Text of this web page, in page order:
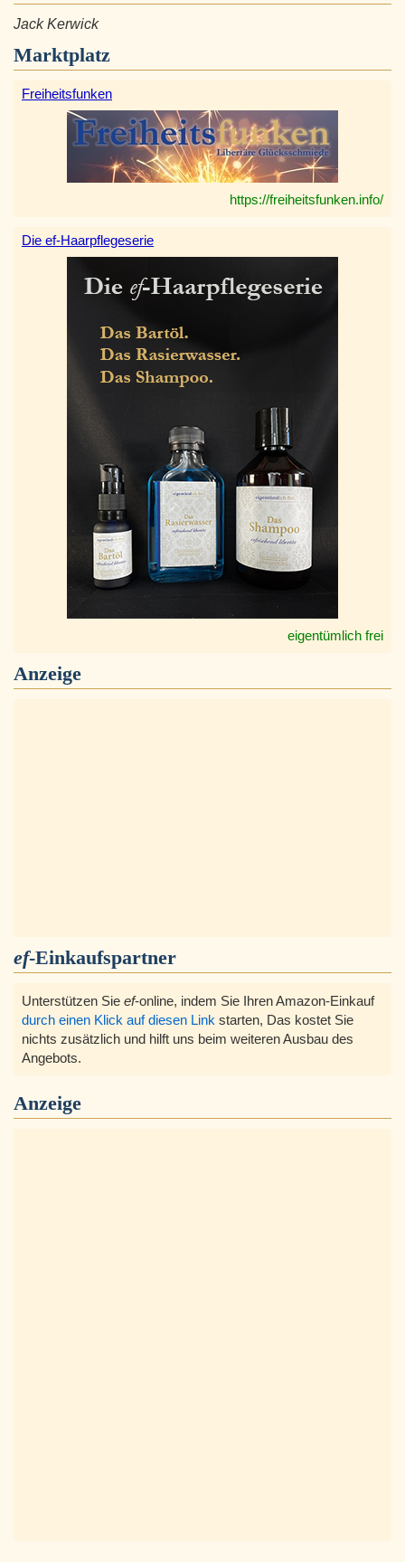
Jack Kerwick
Marktplatz
Freiheitsfunken
https://freiheitsfunken.info/
Die ef-Haarpflegeserie
eigentümlich frei
Anzeige
ef-Einkaufspartner
Unterstützen Sie ef-online, indem Sie Ihren Amazon-Einkauf
durch einen Klick auf diesen Link starten, Das kostet Sie
nichts zusätzlich und hilft uns beim weiteren Ausbau des
Angebots.
Anzeige